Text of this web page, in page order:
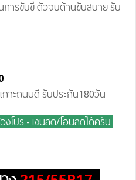
ารขับขี่ ตัวจบด้านขับสบาย รับ
าะถนนดี รับประกัน180วัน
โปร - เงินสด/โอนลดได้ครับ